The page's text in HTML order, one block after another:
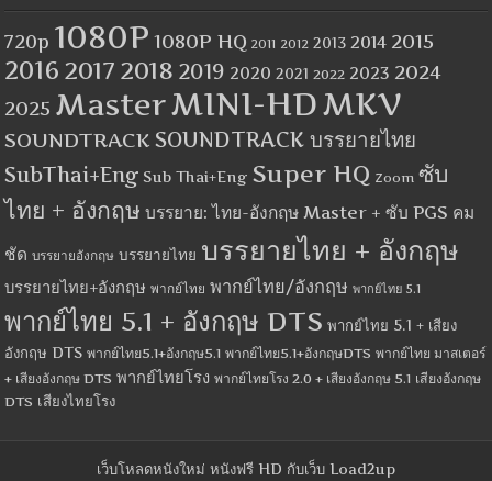
720p 1080P 1080P HQ 2011 2012 2013 2014 2015
2016 2017 2018 2019 2020 2021 2022 2023 2024
2025 MasterMINI-HDMKV
SOUNDTRACK SOUNDTRACK บรรยายไทย
SubThai+Eng Sub Thai+Eng Super HQ Zoom ซับ
ไทย + อังกฤษ บรรยาย: ไทย-อังกฤษ Master + ซับ PGS คม
ชัด บรรยายอังกฤษ บรรยายไทย บรรยายไทย + อังกฤษ
บรรยายไทย+อังกฤษ พากย์ไทย พากย์ไทย/อังกฤษ พากย์ไทย 5.1
พากย์ไทย 5.1 + อังกฤษ DTS พากย์ไทย 5.1 + เสียง
อังกฤษ DTS พากย์ไทย5.1+อังกฤษ5.1 พากย์ไทย5.1+อังกฤษDTS พากย์ไทย มาสเตอร์
+ เสียงอังกฤษ DTS พากย์ไทยโรง พากย์ไทยโรง 2.0 + เสียงอังกฤษ 5.1 เสียงอังกฤษ
DTS เสียงไทยโรง
เว็บโหลดหนังใหม่ หนังฟรี HD กับเว็บ Load2up